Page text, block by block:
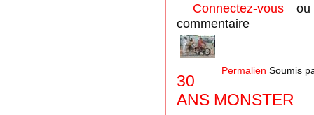
Connectez-vous
commentaire
Permalien Soumis
30
ANS MONSTER